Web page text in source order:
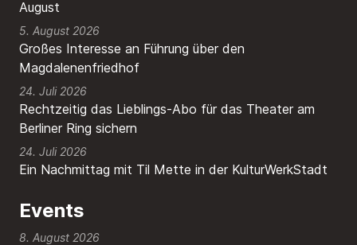
August
Großes Interesse an Führung über den
Magdalenenfriedhof
5. August 2026
Rechtzeitig das Lieblings-Abo für das Theater am
Berliner Ring sichern
24. Juli 2026
Ein Nachmittag mit Til Mette in der KulturWerkStadt
24. Juli 2026
Events
8. August 2026